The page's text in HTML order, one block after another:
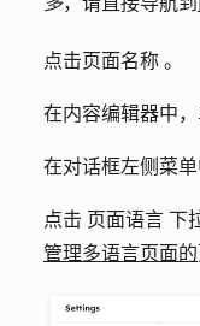
点击页面名称 。
在内容编辑器中
在对话框左侧菜
点击 页面语言 下
管理多语言页面的